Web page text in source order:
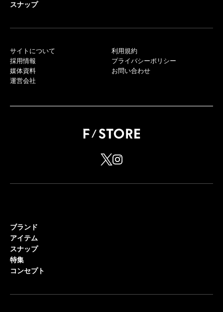
スナップ
サイトについて
採用情報
媒体資料
運営会社
利用規約
プライバシーポリシー
お問い合わせ
ブランド
アイテム
スナップ
特集
コンセプト